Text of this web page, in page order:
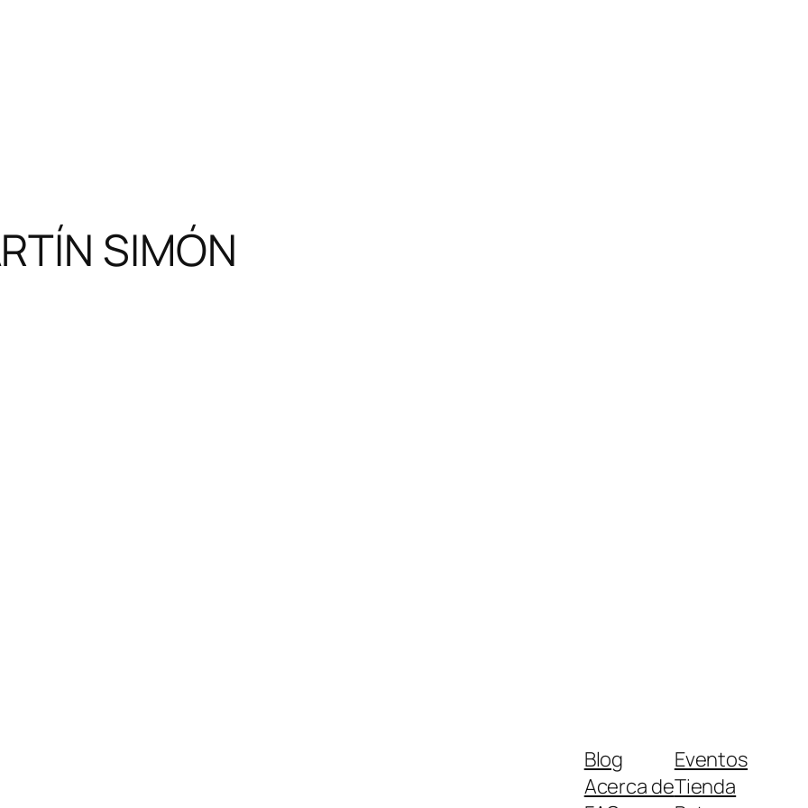
SIMÓN
Blog
Acerca de
Eventos
Tienda